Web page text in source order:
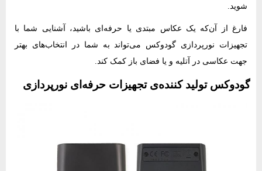
شوید.
فارغ از آن‌که یک عکاس مبتدی یا حرفه‌ای باشید، آشنایی شما با
تجهیزات نورپردازی گودوکس‌ می‌تواند به شما در انتخاب‌های بهتر
جهت عکاسی در آتلیه و یا فضای باز کمک کند.
گودوکس‌ تولید کننده‌ی تجهیزات حرفه‌ای نورپردازی